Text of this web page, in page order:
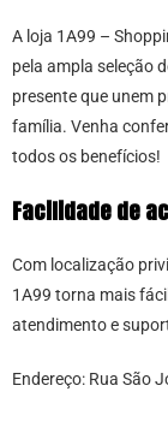
A loja 1A99 –
pela ampla seleção
presente que unem
família. Venha
todos os benefícios!
Facilidade de
Com localização
1A99 torna mais
atendimento e
Endereço: Rua São